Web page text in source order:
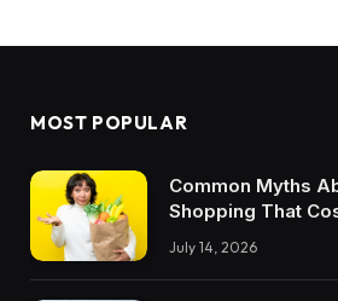
MOST POPULAR
Common Myths
Shopping That
July 14, 2026